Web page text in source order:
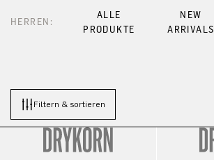
HERREN:
ALLE
PRODUKTE
NEW
ARRIVALS
Filtern & sortieren